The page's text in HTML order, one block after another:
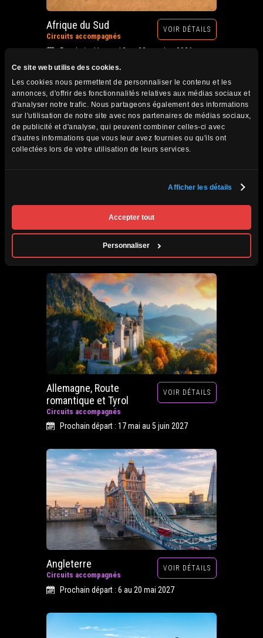
Ce site web utilise des cookies.
Les cookies nous permettent de personnaliser le contenu et les
annonces, d'offrir des fonctionnalités relatives aux médias sociaux et
d'analyser notre trafic. Nous partageons également des informations
sur l'utilisation de notre site avec nos partenaires de médias sociaux,
de publicité et d'analyse, qui peuvent combiner celles-ci avec
d'autres informations que vous leur avez fournies ou qu'ils ont
collectées lors de votre utilisation de leurs services.
Afficher les détails
Accepter tout
Personnaliser
Afrique du Sud
Circuits accompagnés
VOIR DÉTAILS
Prochain départ : 12 au 28 octobre 2026
Allemagne, Route
romantique et Tyrol
Circuits accompagnés
VOIR DÉTAILS
Prochain départ : 17 mai au 5 juin 2027
Angleterre
Circuits accompagnés
VOIR DÉTAILS
Prochain départ : 6 au 20 mai 2027